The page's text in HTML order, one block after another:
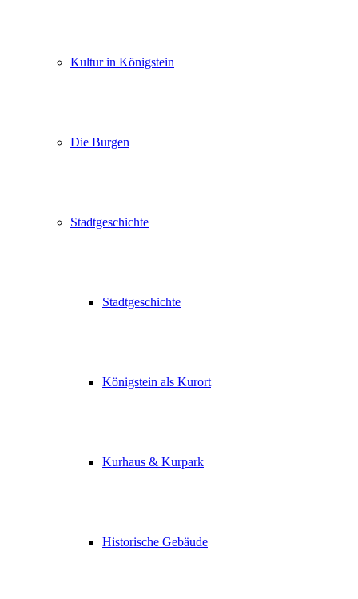
Kultur in Königstein
Die Burgen
Stadtgeschichte
Stadtgeschichte
Königstein als Kurort
Kurhaus & Kurpark
Historische Gebäude